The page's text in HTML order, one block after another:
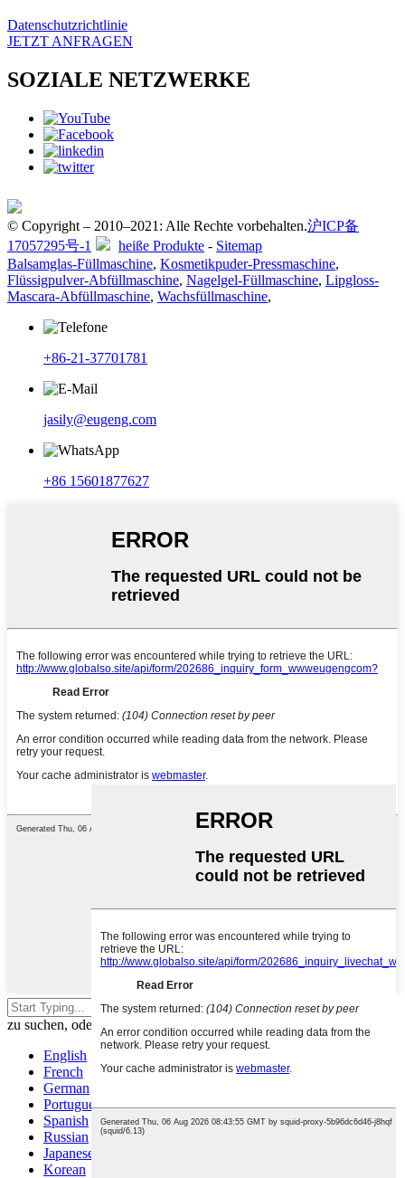
Datenschutzrichtlinie
JETZT ANFRAGEN
SOZIALE NETZWERKE
© Copyright – 2010–2021: Alle Rechte vorbehalten.沪ICP备
17057295号-1
heiße Produkte - Sitemap
Balsamglas-Füllmaschine, Kosmetikpuder-Pressmaschine,
Flüssigpulver-Abfüllmaschine, Nagelgel-Füllmaschine, Lipgloss-
Mascara-Abfüllmaschine, Wachsfüllmaschine,
+86-21-37701781
jasily@eugeng.com
+86 15601877627
Drücken Sie die Eingabetaste, um
zu suchen, oder ESC, um zu schließen
English
French
German
Portuguese
Spanish
Russian
Japanese
Korean